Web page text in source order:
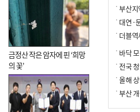
금정산 작은 암자에 핀 ‘희망
의 꽃’
바닥
올해